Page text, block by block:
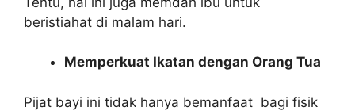
beristiahat di malam hari.
Memperkuat Ikatan dengan Orang Tua
Pijat bayi ini tidak hanya bemanfaat bagi fisik